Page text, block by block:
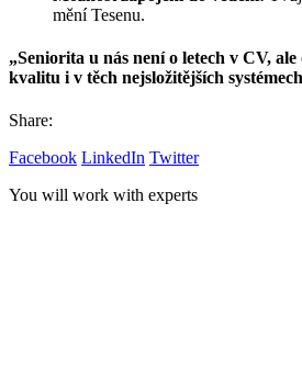
mění Tesenu.
„Seniorita u nás není o letech v CV,
kvalitu i v těch nejsložitějších
Share:
Facebook LinkedIn Twitter
You will work with experts